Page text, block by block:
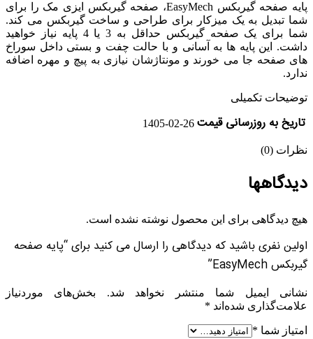
پایه صفحه گیربکس EasyMech، صفحه گیربکس ایزی مک را برای
شما تبدیل به یک میزکار برای طراحی و ساخت گیربکس می کند.
شما برای یک صفحه گیربکس حداقل به 3 یا 4 پایه نیاز خواهید
داشت. این پایه ها به آسانی و با حالت چفت و بستی داخل سوراخ
های صفحه جا می خورند و مونتاژشان نیازی به پیچ و مهره اضافه
ندارد.
توضیحات تکمیلی
تاریخ به روزرسانی قیمت 1405-02-26
نظرات (0)
دیدگاهها
هیچ دیدگاهی برای این محصول نوشته نشده است.
اولین نفری باشید که دیدگاهی را ارسال می کنید برای “پایه صفحه
گیربکس EasyMech”
نشانی ایمیل شما منتشر نخواهد شد.
بخش‌های موردنیاز
علامت‌گذاری شده‌اند *
امتیاز شما *